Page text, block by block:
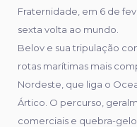
Fraternidade, em 6 de
sexta volta ao mundo.
Belov e sua tripulação
rotas marítimas mais
Nordeste, que liga o
Ártico. O percurso,
comerciais e quebra-